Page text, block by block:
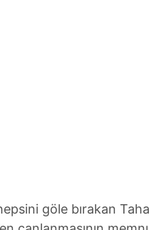
göle bırakan